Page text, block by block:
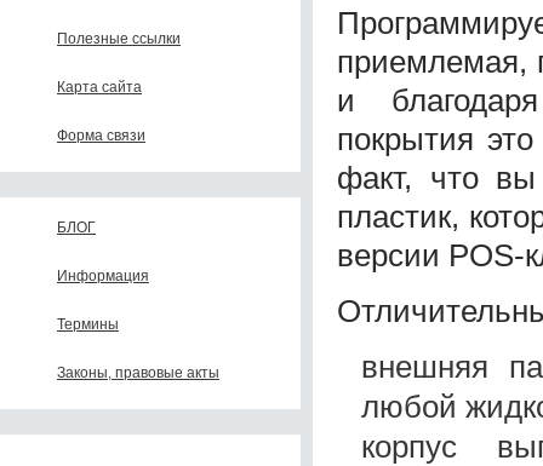
Полезные ссылки
Карта сайта
Форма связи
БЛОГ
Информация
Термины
Законы, правовые акты
приемлемая,
и
покрытия
факт, что вы
пластик,
версии POS-
внешняя
любой
корпус